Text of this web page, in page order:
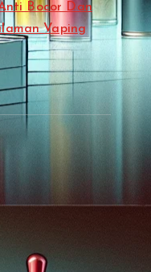
Bocor Dan
Vaping